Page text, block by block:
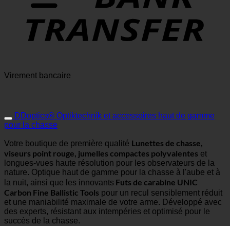
Virement bancaire
DDoptics® Optiktechnik et accessoires haut de gamme
pour la chasse
Votre boutique de première qualité Lunettes de chasse,
viseurs point rouge, jumelles compactes polyvalentes et
longues-vues haute résolution pour les observateurs de la
nature. Optique haut de gamme pour la chasse à l'aube et à
la nuit, ainsi que les innovants Futs de carabine UNIC
Carbon Fine Ballistic Tools pour un recul sensiblement réduit
et une maniabilité maximale de votre arme. Développé avec
des experts, résistant aux intempéries et optimisé pour le
succès de la chasse.